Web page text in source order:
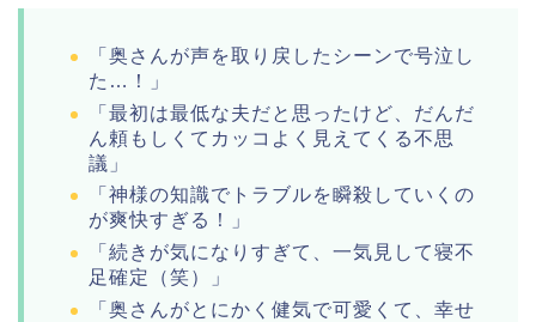
「奥さんが声を取り戻したシーンで号泣し
た…！」
「最初は最低な夫だと思ったけど、だんだ
ん頼もしくてカッコよく見えてくる不思
議」
「神様の知識でトラブルを瞬殺していくの
が爽快すぎる！」
「続きが気になりすぎて、一気見して寝不
足確定（笑）」
「奥さんがとにかく健気で可愛くて、幸せ